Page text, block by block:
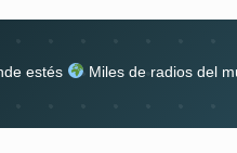
estés
Miles de radios del